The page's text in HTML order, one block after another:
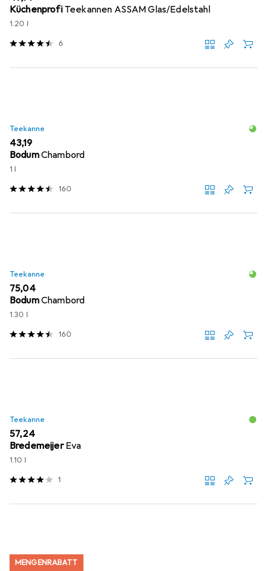
Küchenprofi Teekannen ASSAM Glas/Edelstahl
1.20 l
6
Teekanne
EUR
43,19
BodumChambord
1 l
160
Teekanne
EUR
75,04
BodumChambord
1.30 l
160
Teekanne
EUR
57,24
Bredemeijer Eva
1.10 l
1
MENGENRABATT